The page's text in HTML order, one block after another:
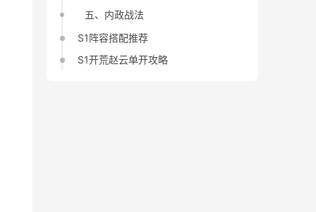
五、内政战法
S1阵容搭配推荐
S1开荒赵云单开攻略